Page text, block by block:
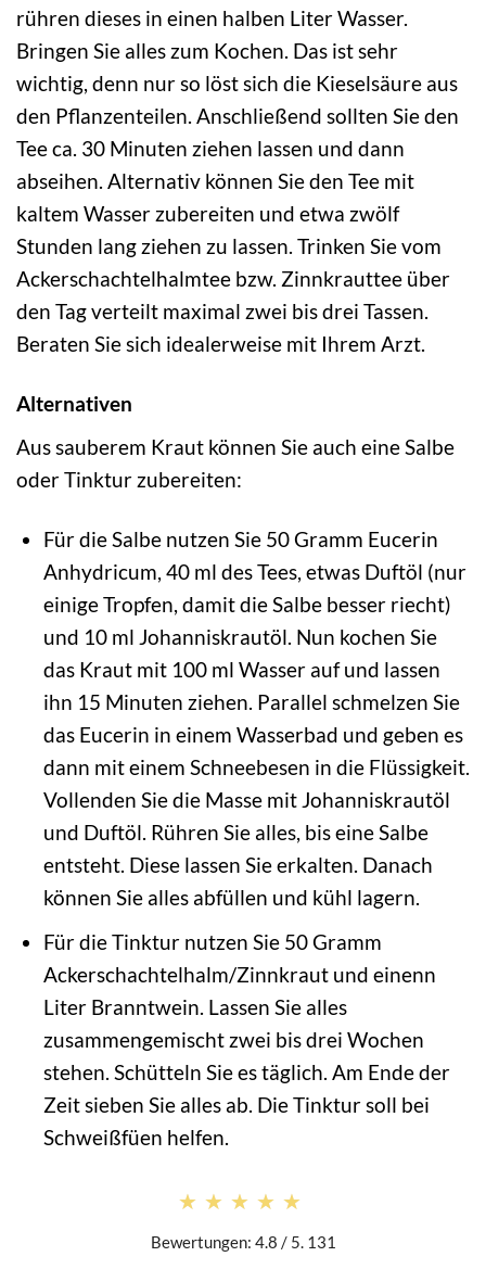
rühren dieses in einen halben Liter Wasser.
Bringen Sie alles zum Kochen. Das ist sehr
wichtig, denn nur so löst sich die Kieselsäure aus
den Pflanzenteilen. Anschließend sollten Sie den
Tee ca. 30 Minuten ziehen lassen und dann
abseihen. Alternativ können Sie den Tee mit
kaltem Wasser zubereiten und etwa zwölf
Stunden lang ziehen zu lassen. Trinken Sie vom
Ackerschachtelhalmtee bzw. Zinnkrauttee über
den Tag verteilt maximal zwei bis drei Tassen.
Beraten Sie sich idealerweise mit Ihrem Arzt.
Alternativen
Aus sauberem Kraut können Sie auch eine Salbe
oder Tinktur zubereiten:
Für die Salbe nutzen Sie 50 Gramm Eucerin
Anhydricum, 40 ml des Tees, etwas Duftöl (nur
einige Tropfen, damit die Salbe besser riecht)
und 10 ml Johanniskrautöl. Nun kochen Sie
das Kraut mit 100 ml Wasser auf und lassen
ihn 15 Minuten ziehen. Parallel schmelzen Sie
das Eucerin in einem Wasserbad und geben es
dann mit einem Schneebesen in die Flüssigkeit.
Vollenden Sie die Masse mit Johanniskrautöl
und Duftöl. Rühren Sie alles, bis eine Salbe
entsteht. Diese lassen Sie erkalten. Danach
können Sie alles abfüllen und kühl lagern.
Für die Tinktur nutzen Sie 50 Gramm
Ackerschachtelhalm/Zinnkraut und einenn
Liter Branntwein. Lassen Sie alles
zusammengemischt zwei bis drei Wochen
stehen. Schütteln Sie es täglich. Am Ende der
Zeit sieben Sie alles ab. Die Tinktur soll bei
Schweißfüen helfen.
★★★★★
★★★★★
Bewertungen: 4.8 / 5. 131